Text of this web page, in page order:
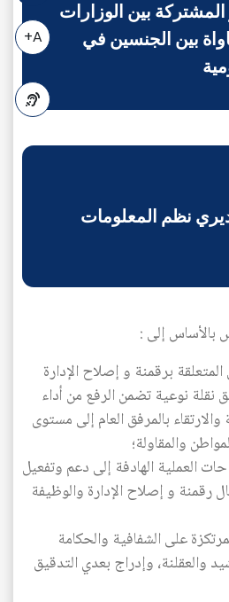
بين الوزارات
بين الجنسين في
نظم المعلومات
إلى :
برقمنة و إصلاح الإدارة
نقلة نوعية تضمن الرفع من أداء
بالمرفق العام إلى مستوى
والمقاولة؛
العملية الهادفة إلى دعم وتفعيل
رقمنة و إصلاح الإدارة والوظيفة
على الشفافية والحكامة
والعقلنة، وإدراج بعدي التدقيق
A+